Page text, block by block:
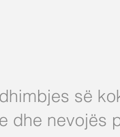
së
dhe nevojës